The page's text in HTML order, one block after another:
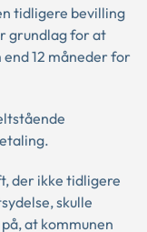
tidligere bevilling
grundlag for at
12 måneder for
der ikke tidligere
skulle
at kommunen